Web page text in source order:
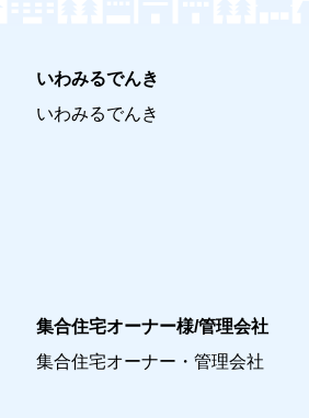
いわみるでんき
いわみるでんき
集合住宅オーナー様/管理会社
集合住宅オーナー・管理会社